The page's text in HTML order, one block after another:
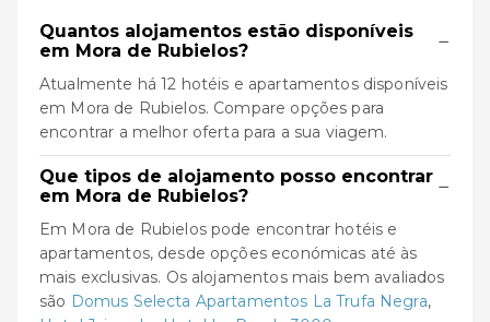
Quantos alojamentos estão disponíveis
em Mora de Rubielos?
−
Atualmente há 12 hotéis e apartamentos disponíveis
em Mora de Rubielos. Compare opções para
encontrar a melhor oferta para a sua viagem.
Que tipos de alojamento posso encontrar
em Mora de Rubielos?
−
Em Mora de Rubielos pode encontrar hotéis e
apartamentos, desde opções económicas até às
mais exclusivas. Os alojamentos mais bem avaliados
são Domus Selecta Apartamentos La Trufa Negra,